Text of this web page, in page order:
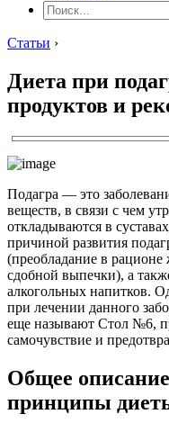
Статьи ›
Диета при
продуктов и
Подагра — это
веществ, в связи с чем
откладываются в
причиной развития
(преобладание в
сдобной выпечки), а
алкогольных напитков.
при лечении данного
еще называют Стол №6,
самочувствие и
Общее
принципы